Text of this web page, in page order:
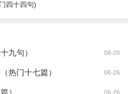
四十四句)
九句） 06-26
热门十七篇） 06-26
） 06-26